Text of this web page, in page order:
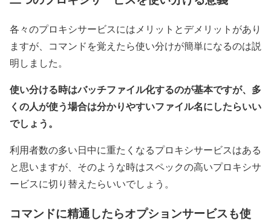
各々のプロキシサービスにはメリットとデメリットがあり
ますが、コマンドを覚えたら使い分けが簡単になるのは説
明しました。
使い分ける時はバッチファイル化するのが基本ですが、多
くの人が使う場合は分かりやすいファイル名にしたらいい
でしょう。
利用者数の多い日中に重たくなるプロキシサービスはある
と思いますが、そのような時はスペックの高いプロキシサ
ービスに切り替えたらいいでしょう。
コマンドに精通したらオプションサービスも使